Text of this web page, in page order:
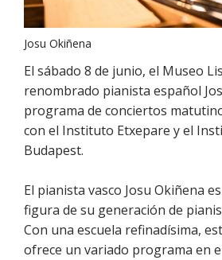
Josu Okiñena
El sábado 8 de junio, el Museo
renombrado pianista español
programa de conciertos
con el Instituto Etxepare y el
Budapest.
El pianista vasco Josu Okiñena
figura de su generación de
Con una escuela refinadísima,
ofrece un variado programa en